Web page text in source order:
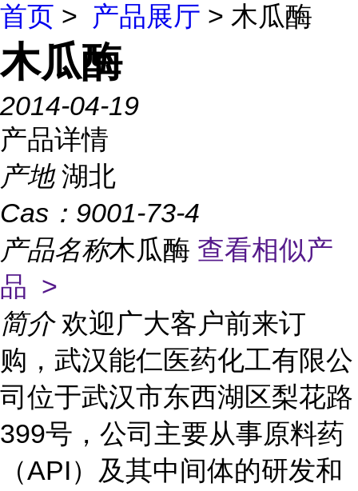
首页 > 产品展厅 > 木瓜酶
木瓜酶
2014-04-19
产品详情
产地 湖北
Cas： 9001-73-4
产品名称木瓜酶 查看相似产
品 >
简介 欢迎广大客户前来订
购，武汉能仁医药化工有限公
司位于武汉市东西湖区梨花路
399号，公司主要从事原料药
（API）及其中间体的研发和